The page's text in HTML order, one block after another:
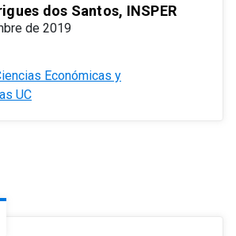
dos Santos, INSPER
de 2019
Económicas y
UC